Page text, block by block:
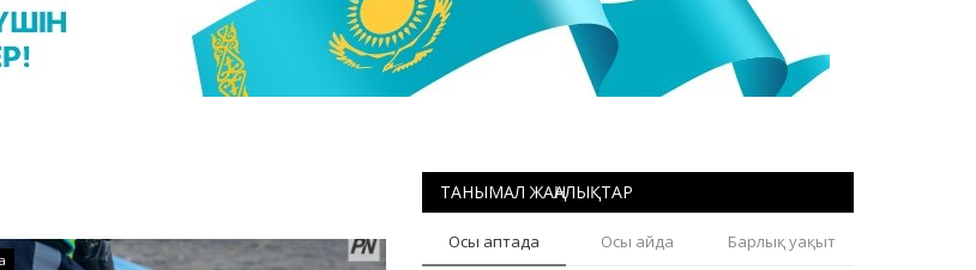
ТАНЫМАЛ ЖАҢАЛЫҚТАР
Осы аптада Осы айда Барлық уақыт